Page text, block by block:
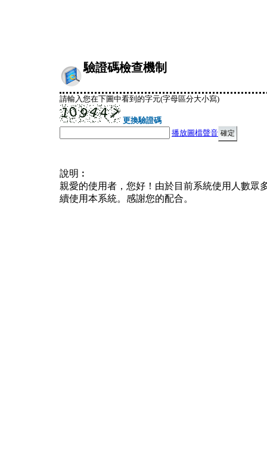
驗證碼檢查機制
請輸入您在下圖中看到的字元(字母區分大小寫)
更換驗證碼
播放圖檔聲音
說明︰
親愛的使用者，您好！由於目前系統使用人數眾
續使用本系統。感謝您的配合。